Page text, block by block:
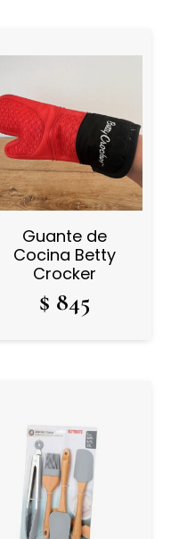
Guante de
Cocina Betty
Crocker
$ 845